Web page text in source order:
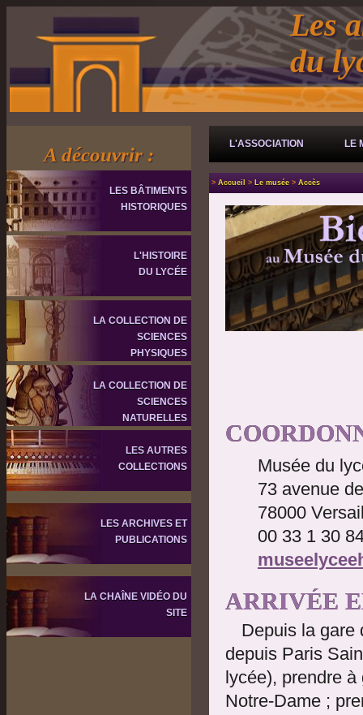
Les
du
A découvrir :
LES BÂTIMENTS
HISTORIQUES
L'HISTOIRE
DU LYCÉE
LA COLLECTION DE
SCIENCES
PHYSIQUES
LA COLLECTION DE
SCIENCES
NATURELLES
LES AUTRES
COLLECTIONS
LES ARCHIVES ET
PUBLICATIONS
LA CHAÎNE VIDÉO DU
SITE
L'ASSOCIATION LE
> Accueil > Le musée > Accès
Musée du
73 avenue
78000
00 33 1 30
ARRIVÉE
Depuis la gare
depuis Paris
lycée), prendre
Notre-Dame ;